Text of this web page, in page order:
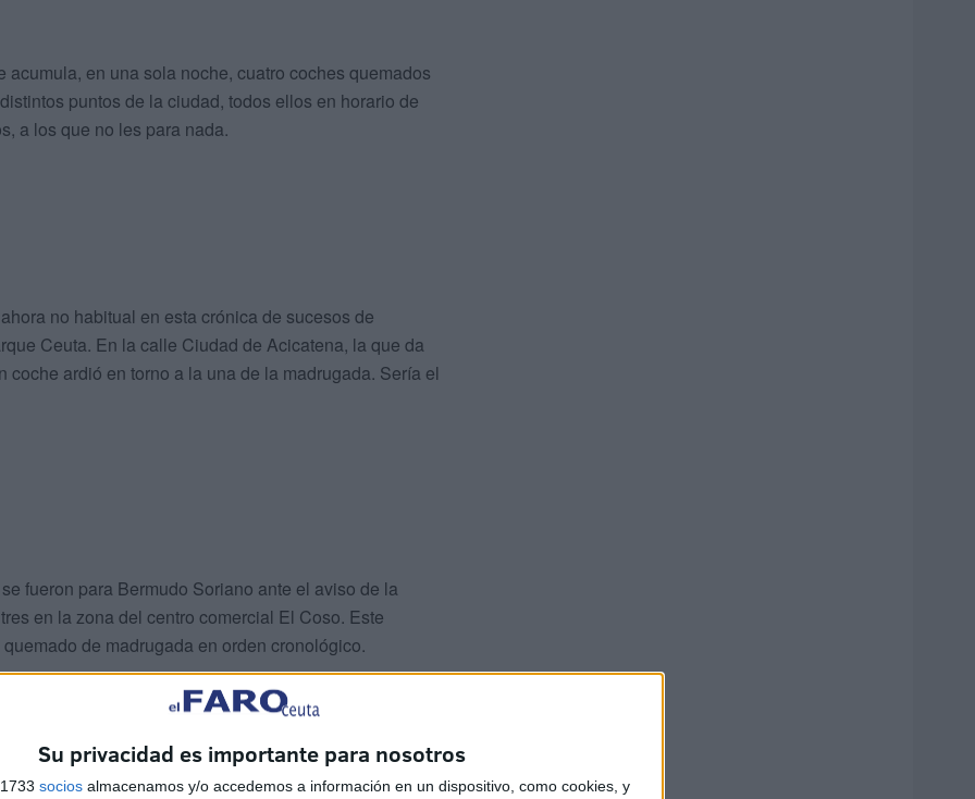
Su privacidad es importante para nosotros
socios almacenamos y/o accedemos a información en un dispositivo, como cookies, y
en una sola noche, cuatro coches quemados
puntos de la ciudad, todos ellos en horario de
a los que no les para nada.
no habitual en esta crónica de sucesos de
Ceuta. En la calle Ciudad de Acicatena, la que da
ardió en torno a la una de la madrugada. Sería el
fueron para Bermudo Soriano ante el aviso de la
en la zona del centro comercial El Coso. Este
de madrugada en orden cronológico.